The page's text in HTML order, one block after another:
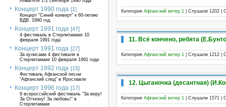
Концерт 1990 года [1]
Концерт "Синий конверт" к 60-летию
ВДВ. 1990 год.
Концерт 1991 года [47]
4 фестиваль в Стерлитамаке 10
февраля 1991 года
Концерт 1991 года [27]
За кулисами 4 фестиваля в
Стерлитамаке 10 февраля 1991 года
Концерт 1992 года [15]
Фестиваль Афганской песни
"Афганский след" в Ярославле
Концерт 1996 года [17]
9 всероссийский фестиваль "За веру!
За Отчизну! За любовь!" в
Стерлитамаке
Категория Афганский ветер 1 | Слушали 1202 |
11. Всё кончено, ребята
Категория Афганский ветер 1 | Слушали 1212 |
12. Цыганочка (десантная)
Категория Афганский ветер 1 | Слушали 1571 |